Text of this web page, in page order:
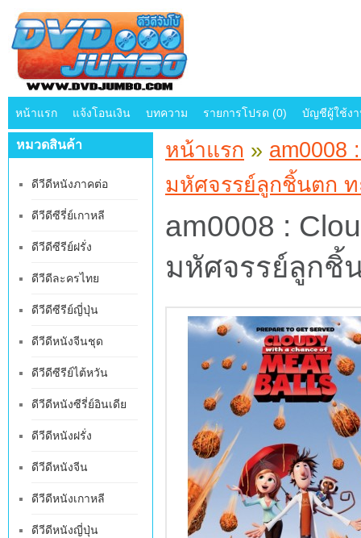
หน้าแรก แจ้งโอนเงิน บทความ รายการโปรด (0) บัญชีผู้ใช้ง
หมวดสินค้า
ดีวีดีหนังภาคต่อ
ดีวีดีซีรี่ย์เกาหลี
ดีวีดีซีรีย์ฝรั่ง
ดีวีดีละครไทย
ดีวีดีซีรีย์ญี่ปุ่น
ดีวีดีหนังจีนชุด
ดีวีดีซีรีย์ไต้หวัน
ดีวีดีหนังซีรี่ย์อินเดีย
ดีวีดีหนังฝรั่ง
ดีวีดีหนังจีน
ดีวีดีหนังเกาหลี
ดีวีดีหนังญี่ปุ่น
หน้าแรก » am0008
มหัศจรรย์ลูกชิ้นตก
am0008 :
มหัศจรรย์ลูกชิ้